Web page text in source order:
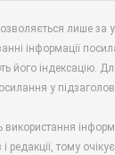
лише за
інформації
його індексацію.
у
редакції, тому